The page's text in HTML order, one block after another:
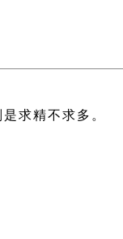
是求精不求多。